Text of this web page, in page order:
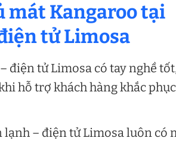
mát Kangaroo tại
tử Limosa
điện tử Limosa có tay nghề
hỗ trợ khách hàng khắc phục
– điện tử Limosa luôn có